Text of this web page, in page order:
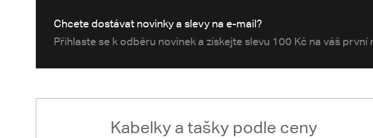
Chcete dostávat novinky a slevy na e-mail?
Přihlaste se k odběru novinek a získejte slevu 100 Kč na váš první
Kabelky a tašky podle ceny